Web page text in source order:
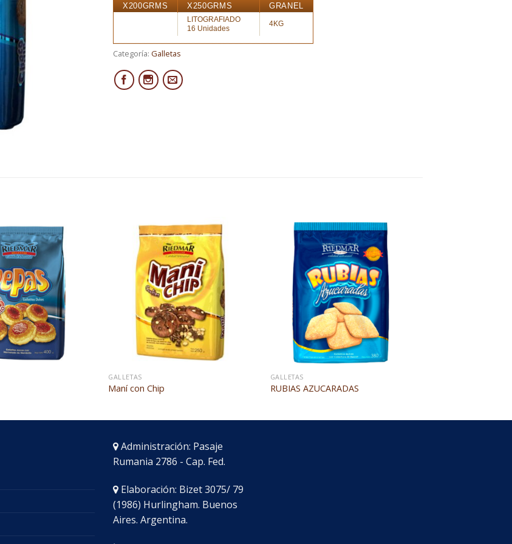
X200GRMS X250GRMS GRANEL
LITOGRAFIADO
16 Unidades
4KG
Categoría: Galletas
GALLETAS
Maní con Chip
GALLETAS
RUBIAS AZUCARADAS
Administración: Pasaje
Rumania 2786 - Cap. Fed.
Elaboración: Bizet 3075/ 79
(1986) Hurlingham. Buenos
Aires. Argentina.